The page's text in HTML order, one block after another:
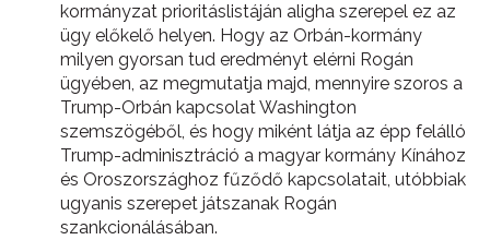
kormányzat prioritáslistáján aligha szerepel ez az
ügy előkelő helyen. Hogy az Orbán-kormány
milyen gyorsan tud eredményt elérni Rogán
ügyében, az megmutatja majd, mennyire szoros a
Trump-Orbán kapcsolat Washington
szemszögéből, és hogy miként látja az épp felálló
Trump-adminisztráció a magyar kormány Kínához
és Oroszországhoz fűződő kapcsolatait, utóbbiak
ugyanis szerepet játszanak Rogán
szankcionálásában.